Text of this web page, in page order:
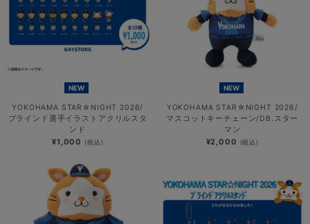
NEW
YOKOHAMA STAR☆NIGHT 2026/
ブラインド選手イラストアクリルスタ
ンド
¥1,000 (税込)
NEW
YOKOHAMA STAR☆NIGHT 2026/
マスコットキーチェーン/DB.スター
マン
¥2,000 (税込)